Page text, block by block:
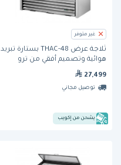
غير متوفر
ثلاجة عرض THAC-48 بستارة تبريد
هوائية وتصميم أفقي من ترو
27,499
توصيل مجاني
يشحن من إكويب